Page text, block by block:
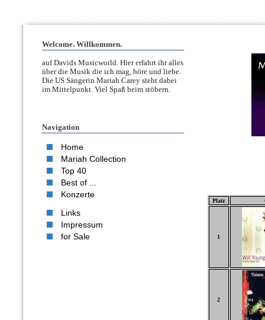
Welcome. Willkommen.
auf Davids Musicworld. Hier erfahrt ihr alles
über die Musik die ich mag, höre und liebe.
Die US Sängerin Mariah Carey steht dabei
im Mittelpunkt. Viel Spaß beim stöbern.
Navigation
Home
Mariah Collection
Top 40
Best of ...
Konzerte
Links
Impressum
for Sale
Platz
1
2